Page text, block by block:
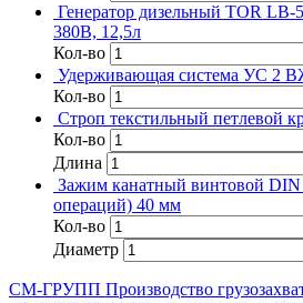
Генератор дизельный TOR
380В, 12,5л
Кол-во
Удерживающая система УС 2
Кол-во
Строп текстильный петлевой
Кол-во
Длина
Зажим канатный винтовой
операций) 40 мм
Кол-во
Диаметр
СМ-ГРУПП Производство